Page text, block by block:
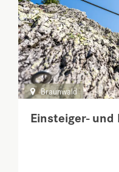
Einsteiger-
Braunwald